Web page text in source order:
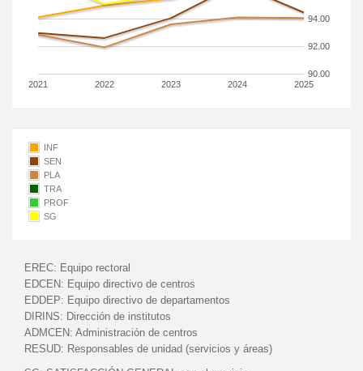
2021 2022 2023 2024 2025
90.00
92.00
94.00
INF
SEN
PLA
TRA
PROF
SG
EREC: Equipo rectoral
EDCEN: Equipo directivo de centros
EDDEP: Equipo directivo de departamentos
DIRINS: Dirección de institutos
ADMCEN: Administración de centros
RESUD: Responsables de unidad (servicios y áreas)